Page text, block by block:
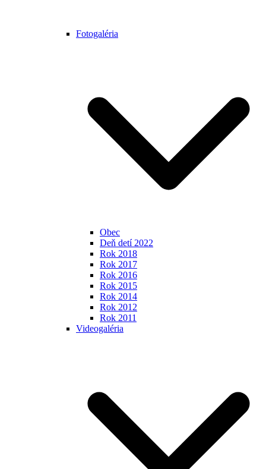
Fotogaléria
Obec
Deň detí 2022
Rok 2018
Rok 2017
Rok 2016
Rok 2015
Rok 2014
Rok 2012
Rok 2011
Videogaléria